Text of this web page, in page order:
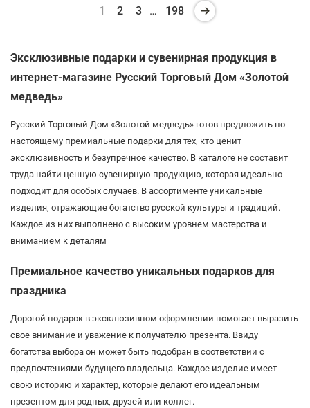
1 2 3 … 198
Эксклюзивные подарки и сувенирная продукция в
интернет-магазине Русский Торговый Дом «Золотой
медведь»
Русский Торговый Дом «Золотой медведь» готов предложить по-
настоящему премиальные подарки для тех, кто ценит
эксклюзивность и безупречное качество. В каталоге не составит
труда найти ценную сувенирную продукцию, которая идеально
подходит для особых случаев. В ассортименте уникальные
изделия, отражающие богатство русской культуры и традиций.
Каждое из них выполнено с высоким уровнем мастерства и
вниманием к деталям
Премиальное качество уникальных подарков для
праздника
Дорогой подарок в эксклюзивном оформлении помогает выразить
свое внимание и уважение к получателю презента. Ввиду
богатства выбора он может быть подобран в соответствии с
предпочтениями будущего владельца. Каждое изделие имеет
свою историю и характер, которые делают его идеальным
презентом для родных, друзей или коллег.